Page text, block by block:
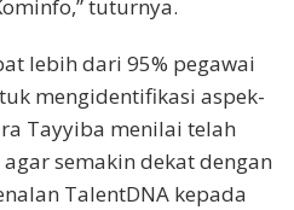
tuturnya.
lebih dari 95% pegawai
mengidentifikasi aspek-
Tayyiba menilai telah
semakin dekat dengan
TalentDNA kepada